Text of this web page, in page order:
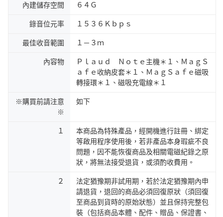
內建儲存空間 ６４Ｇ
錄音位元率 １５３６Ｋｂｐｓ
最佳收音範圍 １－３ｍ
內容物
Ｐｌａｕｄ Ｎｏｔｅ主機＊１、ＭａｇＳ
ａｆｅ收納皮套＊１、ＭａｇＳａｆｅ磁吸
轉接環＊１、磁吸充電線＊１
※購買前請注意
※
如下
１
本商品為特殊產品，經開機進行註冊、綁定
等啟用程序使用後，若非產品本身瑕疵不良
問題，因不能恢復商品及相關電磁紀錄之原
狀，將無法接受退貨，或須酌收費用。
２
法定猶豫期非試用期，若於法定猶豫期內申
請退貨，退回的商品必須回復原狀（須回復
至商品到貨時的原始狀態）並且保持完整包
裝（包括商品本體、配件、贈品、保證書、